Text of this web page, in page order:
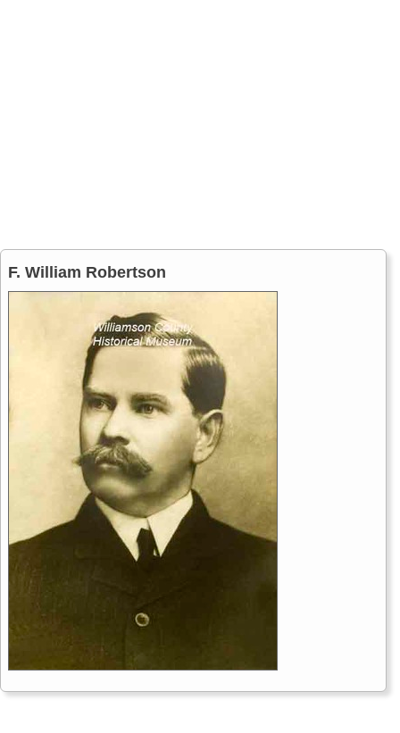
F. William Robertson